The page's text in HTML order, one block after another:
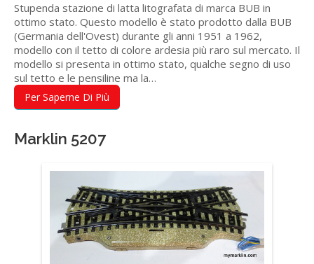
Stupenda stazione di latta litografata di marca BUB in
ottimo stato. Questo modello è stato prodotto dalla BUB
(Germania dell'Ovest) durante gli anni 1951 a 1962,
modello con il tetto di colore ardesia più raro sul mercato. Il
modello si presenta in ottimo stato, qualche segno di uso
sul tetto e le pensiline ma la…
Per Saperne Di Più
Marklin 5207